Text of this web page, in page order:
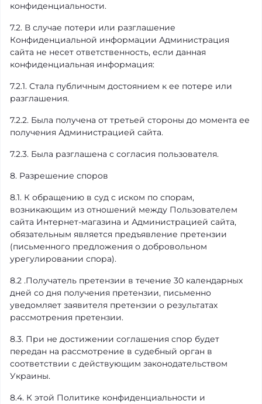
конфиденциальности.
7.2. В случае потери или разглашение
Конфиденциальной информации Администрация
сайта не несет ответственность, если данная
конфиденциальная информация:
7.2.1. Стала публичным достоянием к ее потере или
разглашения.
7.2.2. Была получена от третьей стороны до момента ее
получения Администрацией сайта.
7.2.3. Была разглашена с согласия пользователя.
8. Разрешение споров
8.1. К обращению в суд с иском по спорам,
возникающим из отношений между Пользователем
сайта Интернет-магазина и Администрацией сайта,
обязательным является предъявление претензии
(письменного предложения о добровольном
урегулировании спора).
8.2 .Получатель претензии в течение 30 календарных
дней со дня получения претензии, письменно
уведомляет заявителя претензии о результатах
рассмотрения претензии.
8.3. При не достижении соглашения спор будет
передан на рассмотрение в судебный орган в
соответствии с действующим законодательством
Украины.
8.4. К этой Политике конфиденциальности и